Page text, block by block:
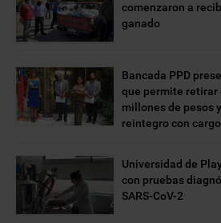
comenzaron a
ganado
Bancada PPD
que permite retirar
millones de pesos
reintegro con
Universidad de
con pruebas
SARS-CoV-2